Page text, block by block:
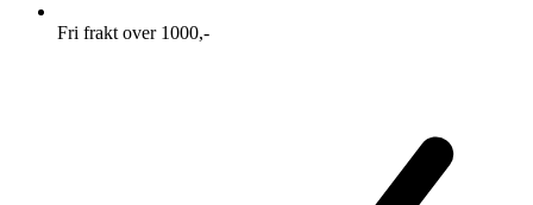
Fri frakt over 1000,-